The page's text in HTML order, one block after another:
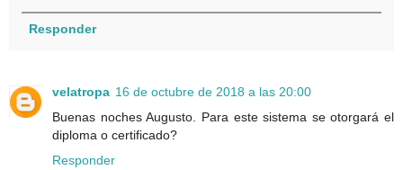
Responder
velatropa 16 de octubre de 2018 a las 20:00
Buenas noches Augusto. Para este sistema se otorgará el
diploma o certificado?
Responder